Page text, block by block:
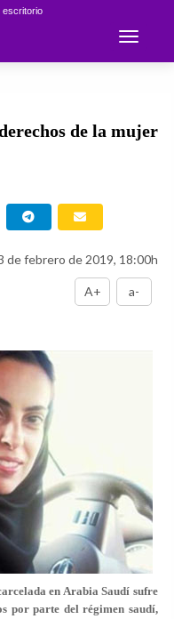
escritorio
Toggle
de la mujer
de febrero de 2019, 18:00h
A+ a-
en Arabia Saudí sufre
por parte del régimen saudí,